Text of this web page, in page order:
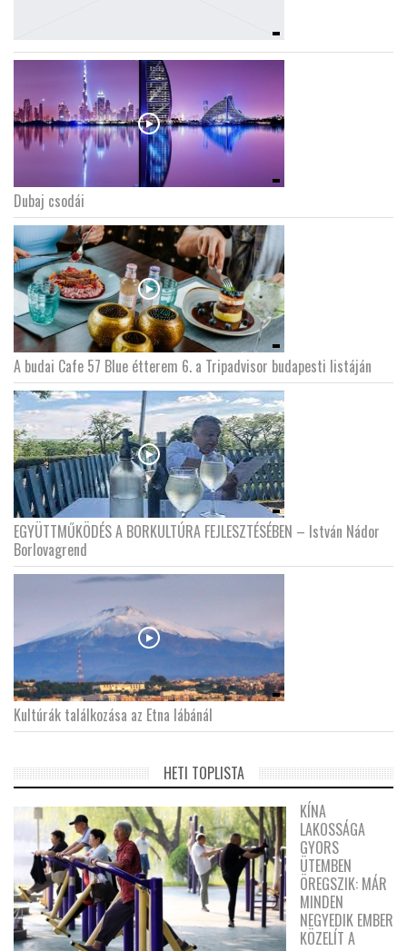
Dubaj csodái
A budai Cafe 57 Blue étterem 6. a Tripadvisor budapesti listáján
EGYÜTTMŰKÖDÉS A BORKULTÚRA FEJLESZTÉSÉBEN – István Nádor
Borlovagrend
Kultúrák találkozása az Etna lábánál
HETI TOPLISTA
KÍNA
LAKOSSÁGA
GYORS
ÜTEMBEN
ÖREGSZIK: MÁR
MINDEN
NEGYEDIK EMBER
KÖZELÍT A